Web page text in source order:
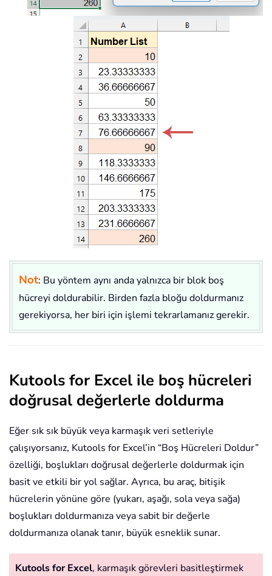
Not: Bu yöntem aynı anda yalnızca bir blok boş
hücreyi doldurabilir. Birden fazla bloğu doldurmanız
gerekiyorsa, her biri için işlemi tekrarlamanız gerekir.
Kutools for Excel ile boş hücreleri
doğrusal değerlerle doldurma
Eğer sık sık büyük veya karmaşık veri setleriyle
çalışıyorsanız, Kutools for Excel’in “Boş Hücreleri Doldur”
özelliği, boşlukları doğrusal değerlerle doldurmak için
basit ve etkili bir yol sağlar. Ayrıca, bu araç, bitişik
hücrelerin yönüne göre (yukarı, aşağı, sola veya sağa)
boşlukları doldurmanıza veya sabit bir değerle
doldurmanıza olanak tanır, büyük esneklik sunar.
Kutools for Excel, karmaşık görevleri basitleştirmek